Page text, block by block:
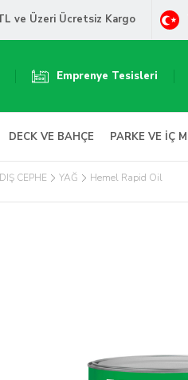
ve Üzeri Ücretsiz Kargo
Emprenye Tesisleri
DECK VE BAHÇE PARKE VE İÇ
DIŞ CEPHE YAĞ Hemel Rapid Oil